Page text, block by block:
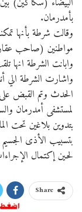
بأمدرمان.
وقالت شرطة بأنها
مواطنين (صاحب
وابانت الشرطة انها
واشارت الشرطة الي
لمستشفى أمدرمان
بتسبيب الأذى
لحين إكتمال
Share